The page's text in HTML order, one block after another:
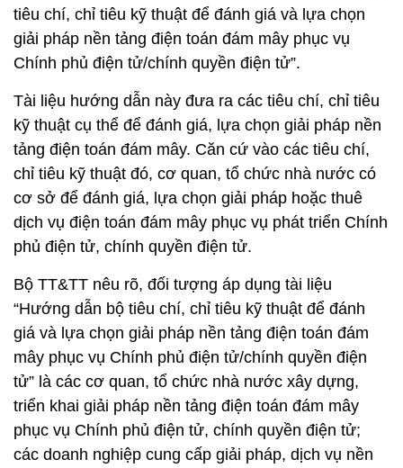
tiêu chí, chỉ tiêu kỹ thuật để đánh giá và lựa chọn
giải pháp nền tảng điện toán đám mây phục vụ
Chính phủ điện tử/chính quyền điện tử”.
Tài liệu hướng dẫn này đưa ra các tiêu chí, chỉ tiêu
kỹ thuật cụ thể để đánh giá, lựa chọn giải pháp nền
tảng điện toán đám mây. Căn cứ vào các tiêu chí,
chỉ tiêu kỹ thuật đó, cơ quan, tổ chức nhà nước có
cơ sở để đánh giá, lựa chọn giải pháp hoặc thuê
dịch vụ điện toán đám mây phục vụ phát triển Chính
phủ điện tử, chính quyền điện tử.
Bộ TT&TT nêu rõ, đối tượng áp dụng tài liệu
“Hướng dẫn bộ tiêu chí, chỉ tiêu kỹ thuật để đánh
giá và lựa chọn giải pháp nền tảng điện toán đám
mây phục vụ Chính phủ điện tử/chính quyền điện
tử” là các cơ quan, tổ chức nhà nước xây dựng,
triển khai giải pháp nền tảng điện toán đám mây
phục vụ Chính phủ điện tử, chính quyền điện tử;
các doanh nghiệp cung cấp giải pháp, dịch vụ nền